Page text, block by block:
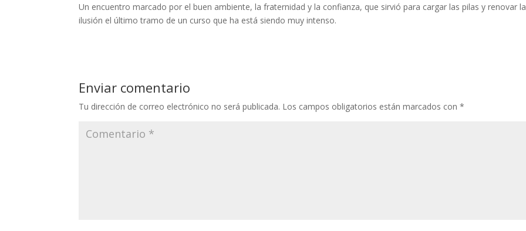
Un encuentro marcado por el buen ambiente, la fraternidad y la confianza, que sirvió para cargar las pilas y renovar la
ilusión el último tramo de un curso que ha está siendo muy intenso.
Enviar comentario
Tu dirección de correo electrónico no será publicada. Los campos obligatorios están marcados con*